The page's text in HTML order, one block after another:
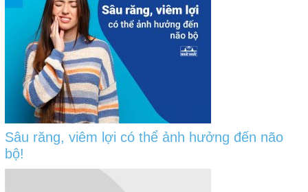
Sâu răng, viêm lợi có thể ảnh hưởng đến não
bộ!